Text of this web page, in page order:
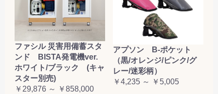
ファシル 災害用備蓄スタ
ンド BISTA発電機ver.
ホワイト/ブラック (キャ
スター別売)
￥29,876 ～ ￥858,000
アプソン B-ポケット
（黒/オレンジ/ピンク/グ
レー/迷彩柄）
￥4,235 ～ ￥5,005